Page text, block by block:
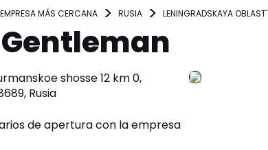
MÁS CERCANA RUSIA LENINGRADSKAYA OBLAST'
shosse 12 km 0,
Rusia
de apertura con la empresa